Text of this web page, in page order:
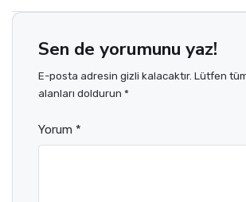
Sen de yorumunu yaz!
E-posta adresin gizli kalacaktır. Lütfen
alanları doldurun *
Yorum *